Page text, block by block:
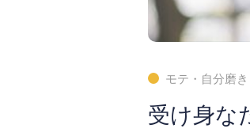
モテ・自分磨き
受け身な